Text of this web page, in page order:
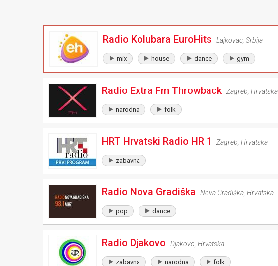
Radio Kolubara EuroHits Lajkovac Srbija
mix house dance gym
Radio Extra Fm Throwback Zagreb Hrvatska
narodna folk
HRT Hrvatski Radio HR 1 Zagreb Hrvatska
zabavna
Radio Nova Gradiška Nova Gradiška Hrvatska
pop dance
Radio Djakovo Djakovo Hrvatska
zabavna narodna folk